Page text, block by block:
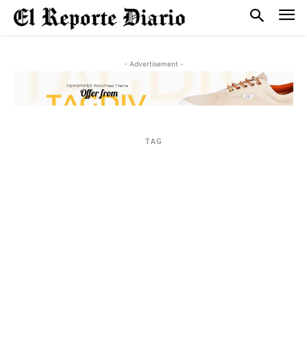
- Advertisement -
TAG